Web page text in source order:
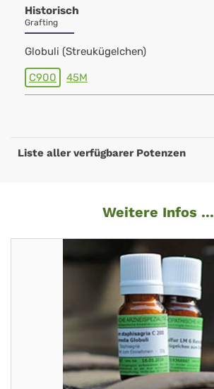
Historisch
Grafting
Globuli (Streukügelchen)
C900 45M
Liste aller verfügbarer Potenzen
Weitere Infos ...